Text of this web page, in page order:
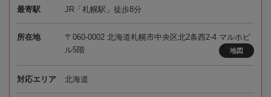
最寄駅 JR「札幌駅」徒歩8分
所在地
〒060-0002 北海道札幌市中央区北2条西2-4 マルホビ
ル5階
地図
対応エリア 北海道